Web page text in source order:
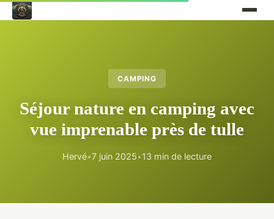
CAMPING
Séjour nature en camping avec
vue imprenable près de tulle
Hervé•7 juin 2025•13 min de lecture